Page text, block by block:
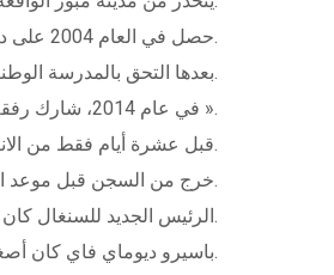
حصل في العام 2004 على درجة الماجستير في، حسبما ذكر موقع وكالة الصحافة الإفريقية.
بعدها التحق بالمدرسةوالعقار، وهناك تعرف على صديقه المعارض عثمان سونكو.
في عام 2014، شارك رفقة صديقه في تأسيس حزب « باستيف » أو حزب « الوطنيون من أجل العمل والأخلاق والأخوة ».
قبل عشرة أيام فقط من.
خرج من السجن قبل موعد الانتخابات بعشرة أيام فقط، وبعد أسبوع من بدء الحملة الانتخابية بموجب عفو أصدره الرئيس ماكي سال.
الرئيس الجديد للسنغال كان في السجن منذ مايو 2023 لانتقاده السلطة القضائية في البلاد.
باسيرو ديوماي فاي كان أصغر المرشحين للرئاسة الذين بلغ عددهم 19 مرشحا.